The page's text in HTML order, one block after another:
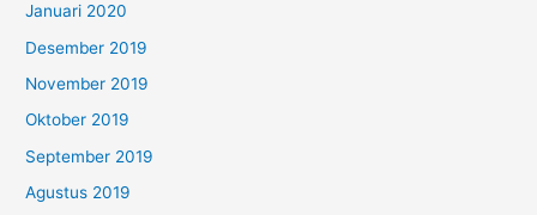
Januari 2020
Desember 2019
November 2019
Oktober 2019
September 2019
Agustus 2019